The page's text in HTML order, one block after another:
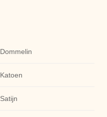
Dommelin
Katoen
Satijn